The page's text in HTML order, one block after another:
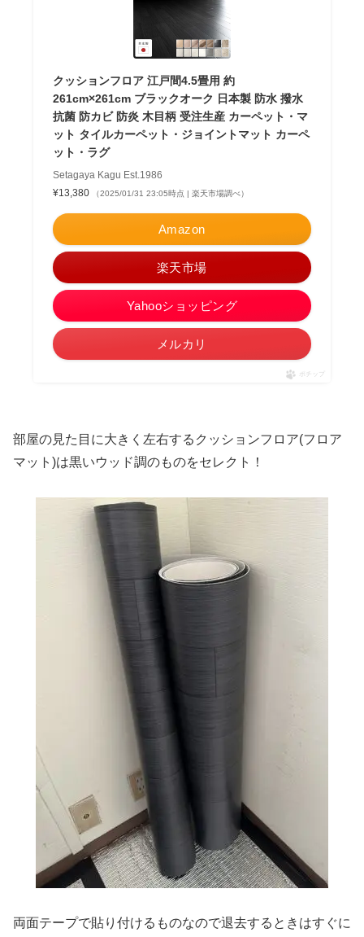
クッションフロア 江戸間4.5畳用 約
261cm×261cm ブラックオーク 日本製 防水 撥水
抗菌 防カビ 防炎 木目柄 受注生産 カーペット・マ
ット タイルカーペット・ジョイントマット カーペ
ット・ラグ
Setagaya Kagu Est.1986
¥13,380
（2025/01/31 23:05時点 | 楽天市場調べ）
Amazon
楽天市場
Yahooショッピング
メルカリ
ポチップ
部屋の見た目に大きく左右するクッションフロア(フロア
マット)は黒いウッド調のものをセレクト！
両面テープで貼り付けるものなので退去するときはすぐに